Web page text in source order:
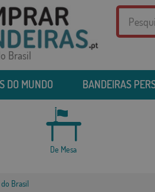
Brasil
DO MUNDO BANDEIRAS
De Mesa
Brasil